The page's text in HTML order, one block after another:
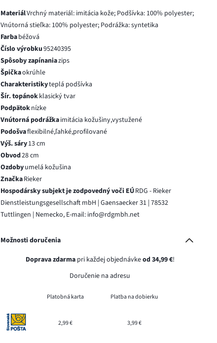
MateriálVrchný materiál: imitácia kože; Podšívka: 100% polyester;
Vnútorná stieľka: 100% polyester; Podrážka: syntetika
Farbabéžová
Číslo výrobku95240395
Spôsoby zapínaniazips
Špičkaokrúhle
Charakteristikyteplá podšívka
Šír. topánokklasický tvar
Podpätoknízke
Vnútorná podrážkaimitácia kožušiny,vystužené
Podošvaflexibilné,ľahké,profilované
Výš. sáry13 cm
Obvod28 cm
Ozdobyumelá kožušina
ZnačkaRieker
Hospodársky subjekt je zodpovedný voči EÚRDG - Rieker
Dienstleistungsgesellschaft mbH | Gaensaecker 31 | 78532
Tuttlingen | Nemecko, E-mail: info@rdgmbh.net
Možnosti doručenia
Doprava zdarmapri každej objednávkeod 34,99 €!
Doručenie na adresu
Platobná karta Platba na dobierku
2,99 € 3,99 €